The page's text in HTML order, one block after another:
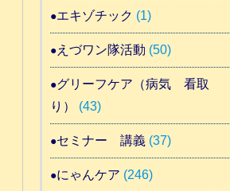
エキゾチック (1)
えづワン隊活動 (50)
グリーフケア（病気 看取
り）
(43)
セミナー 講義(37)
にゃんケア (246)